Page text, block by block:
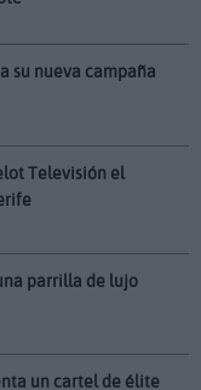
su nueva campaña
Televisión el
parrilla de lujo
un cartel de élite